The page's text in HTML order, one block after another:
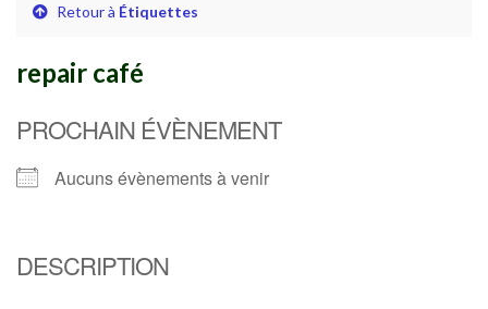
Retour à Étiquettes
repair café
PROCHAIN ÉVÈNEMENT
Aucuns évènements à venir
DESCRIPTION